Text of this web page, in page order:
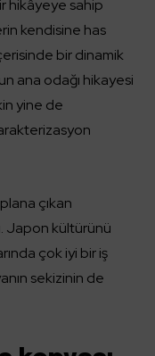
hikâyeye sahip
kendisine has
bir dinamik
ana odağı hikayesi
yine de
çıkan
Japon kültürünü
çok iyi bir iş
sekizinin de